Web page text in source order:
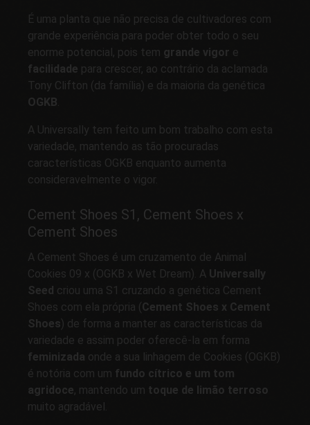
É uma planta que não precisa de cultivadores com
grande experiência para poder obter todo o seu
enorme potencial, pois tem grande vigor e
facilidade para crescer, ao contrário da aclamada
Tony Clifton (da família) e da maioria da genética
OGKB
A Universally tem feito um bom trabalho com esta
variedade, mantendo as tão procuradas
características OGKB enquanto aumenta
consideravelmente o vigor.
Cement Shoes S1, Cement Shoes x
Cement Shoes
A Cement Shoes é um cruzamento de Animal
Cookies 09 x (OGKB x Wet Dream). A Universally
Seed criou uma S1 cruzando a genética Cement
Shoes com ela própria (Cement Shoes x Cement
Shoes) de forma a manter as características da
variedade e assim poder oferecê-la em forma
feminizada onde a sua linhagem de Cookies (OGKB)
é notória com um fundo cítrico e um tom
agridoce, mantendo um toque de limão terroso
muito agradável.